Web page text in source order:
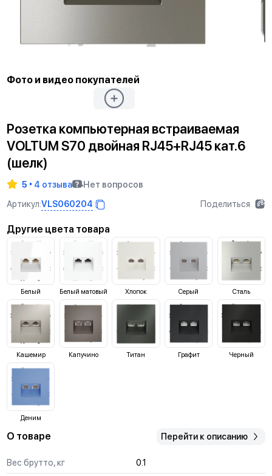
Фото и видео покупателей
Розетка компьютерная встраиваемая
VOLTUM S70 двойная RJ45+RJ45 кат.6
(шелк)
5 4 отзыва
Нет вопросов
Артикул:VLS060204 Поделиться
Другие цвета товара
Белый Белый матовый Хлопок Серый Сталь
Кашемир Капучино Титан Графит Черный
Деним
О товаре Перейти к описанию
Вес брутто, кг 0.1